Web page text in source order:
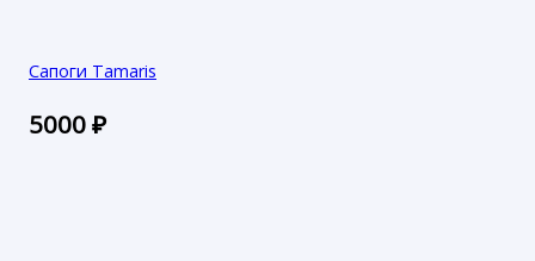
Сапоги Tamaris
5000₽